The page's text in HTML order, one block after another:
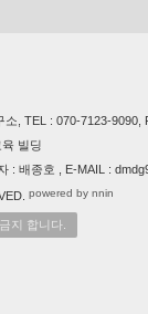
, TEL : 070-7123-9090,
빌딩
: 배종호 , E-MAIL :
powered by nnin
지 합니다.